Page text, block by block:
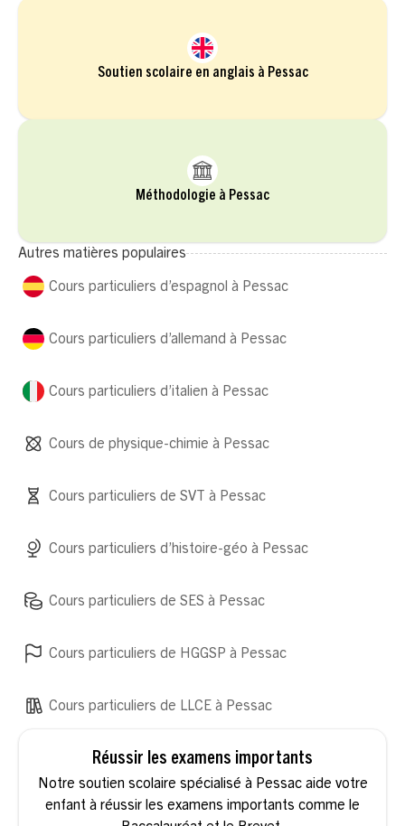
Soutien scolaire en anglais à Pessac
Méthodologie à Pessac
Autres matières populaires
Cours particuliers d’espagnol à Pessac
Cours particuliers d’histoire-géo à Pessac
Cours particuliers de SES à Pessac
Cours particuliers de HGGSP à Pessac
Cours particuliers de LLCE à Pessac
Cours particuliers d’allemand à Pessac
Cours particuliers d’italien à Pessac
Cours de physique-chimie à Pessac
Cours particuliers de SVT à Pessac
Réussir les examens importants
Notre soutien scolaire spécialisé à Pessac aide votre
enfant à réussir les examens importants comme le